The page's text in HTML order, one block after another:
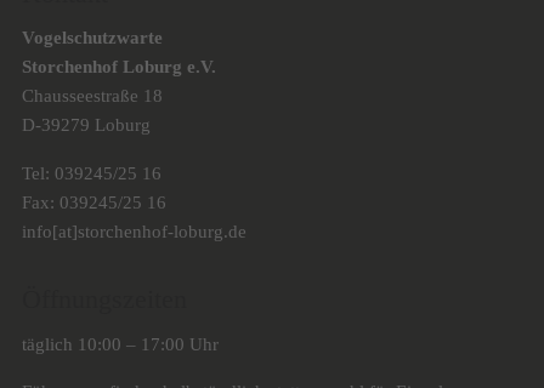
Vogelschutzwarte
Storchenhof Loburg e.V.
Chausseestraße 18
D-39279 Loburg
Tel: 039245/25 16
Fax: 039245/25 16
info[at]storchenhof-loburg.de
täglich 10:00 – 17:00 Uhr